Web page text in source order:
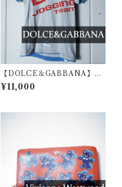
【DOLCE＆GABBANA】ド
ルチェ＆ガッバーナ DG JOG
GING team ロゴVネックTシ
¥11,000